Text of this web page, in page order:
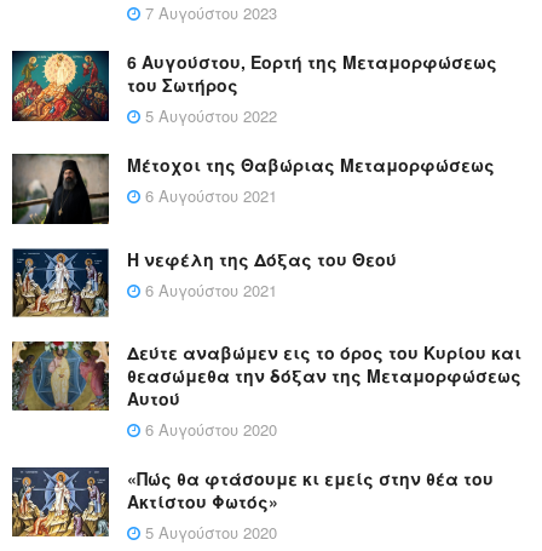
7 Αυγούστου 2023
6 Αυγούστου, Εορτή της Μεταμορφώσεως
του Σωτήρος
5 Αυγούστου 2022
Μέτοχοι της Θαβώριας Μεταμορφώσεως
6 Αυγούστου 2021
Η νεφέλη της Δόξας του Θεού
6 Αυγούστου 2021
Δεύτε αναβώμεν εις το όρος του Κυρίου και
θεασώμεθα την δόξαν της Μεταμορφώσεως
Αυτού
6 Αυγούστου 2020
«Πώς θα φτάσουμε κι εμείς στην θέα του
Ακτίστου Φωτός»
5 Αυγούστου 2020